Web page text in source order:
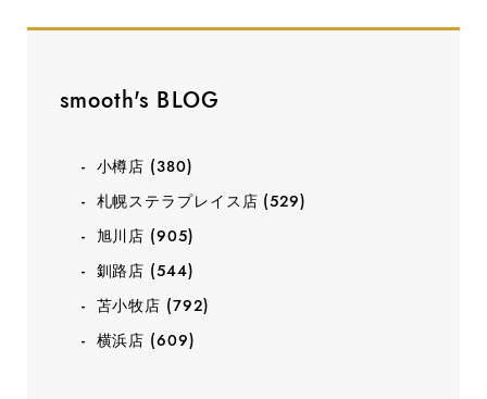
smooth's BLOG
小樽店 (380)
札幌ステラプレイス店 (529)
旭川店 (905)
釧路店 (544)
苫小牧店 (792)
横浜店 (609)